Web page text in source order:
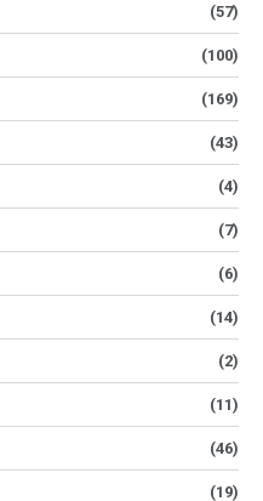
(57)
(100)
(169)
(43)
(4)
(7)
(6)
(14)
(2)
(11)
(46)
(19)